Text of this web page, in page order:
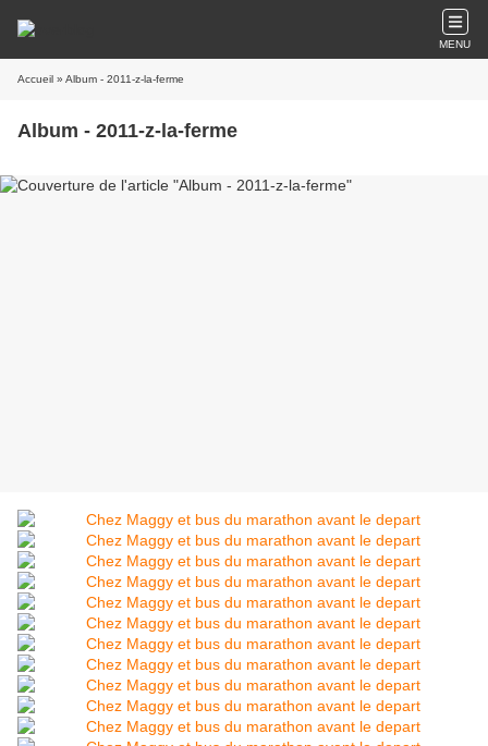
MENU
Accueil » Album - 2011-z-la-ferme
Album - 2011-z-la-ferme